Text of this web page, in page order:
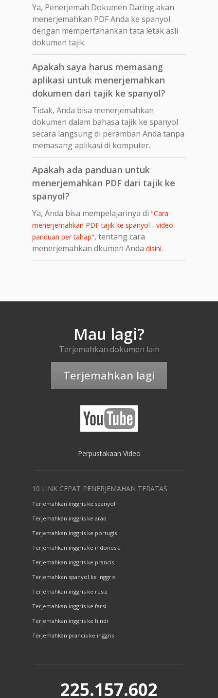
Ya, Penerjemah Dokumen Daring akan
menerjemahkan PDF Anda ke spanyol
dengan mempertahankan tata letak asli
dokumen tajik.
Apakah saya harus memasang
aplikasi untuk menerjemahkan
dokumen dari tajik ke spanyol?
Tidak, Anda bisa menerjemahkan
dokumen dalam bahasa tajik ke spanyol
secara langsung di peramban Anda tanpa
memasang aplikasi di komputer.
Apakah ada panduan untuk
menerjemahkan PDF dari tajik ke
spanyol?
Ya, Anda bisa mempelajarinya di "Cara
menerjemahkan PDF tajik ke spanyol - video
panduan per tahap", tentang cara
menerjemahkan dkumen Anda disini.
Mau lagi?
Terjemahkan dokumen lain
Terjemahkan lagi
Perpustakaan Video
10 LINK CEPAT PENERJEMAHAN TERATAS
Terjemahkan inggris ke spanyol
Terjemahkan inggris ke arab
Terjemahkan inggris ke portugis
Terjemahkan inggris ke indonesia
Terjemahkan inggris ke prancis
Terjemahkan spanyol ke inggris
Terjemahkan inggris ke rusia
Terjemahkan inggris ke farsi
Terjemahkan inggris ke hindi
Terjemahkan prancis ke inggris
225.157.602